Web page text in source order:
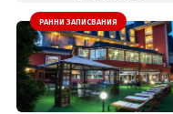
РАННИ ЗАПИСВАНИЯ